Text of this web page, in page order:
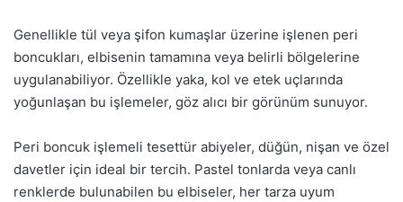
Genellikle tül veya şifon kumaşlar üzerine işlenen peri
boncukları, elbisenin tamamına veya belirli bölgelerine
uygulanabiliyor. Özellikle yaka, kol ve etek uçlarında
yoğunlaşan bu işlemeler, göz alıcı bir görünüm sunuyor.
Peri boncuk işlemeli tesettür abiyeler, düğün, nişan ve özel
davetler için ideal bir tercih. Pastel tonlarda veya canlı
renklerde bulunabilen bu elbiseler, her tarza uyum